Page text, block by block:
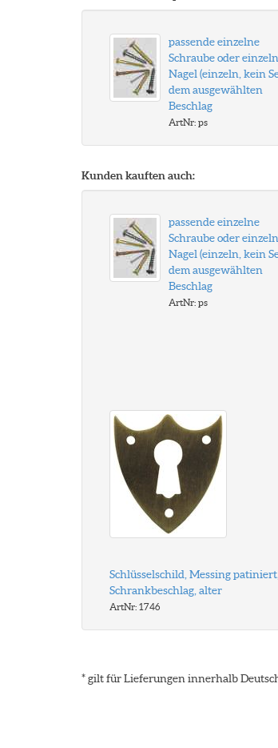
passende einzelne
Schraube oder
Nagel (einzeln, kein
dem ausgewählten
Beschlag
ArtNr: ps
Kunden kauften auch:
passende einzelne
Schraube oder
Nagel (einzeln, kein
dem ausgewählten
Beschlag
ArtNr: ps
Schlüsselschild, Messing patiniert,
Schrankbeschlag, alter
ArtNr: 1746
* gilt für Lieferungen innerhalb